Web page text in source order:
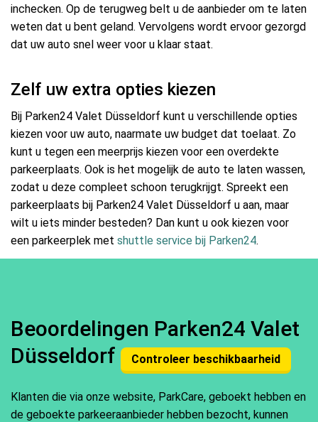
inchecken. Op de terugweg belt u de aanbieder om te laten
weten dat u bent geland. Vervolgens wordt ervoor gezorgd
dat uw auto snel weer voor u klaar staat.
Zelf uw extra opties kiezen
Bij Parken24 Valet Düsseldorf kunt u verschillende opties
kiezen voor uw auto, naarmate uw budget dat toelaat. Zo
kunt u tegen een meerprijs kiezen voor een overdekte
parkeerplaats. Ook is het mogelijk de auto te laten wassen,
zodat u deze compleet schoon terugkrijgt. Spreekt een
parkeerplaats bij Parken24 Valet Düsseldorf u aan, maar
wilt u iets minder besteden? Dan kunt u ook kiezen voor
een parkeerplek met shuttle service bij Parken24.
Beoordelingen Parken24 Valet
Düsseldorf
Controleer beschikbaarheid
Klanten die via onze website, ParkCare, geboekt hebben en
de geboekte parkeeraanbieder hebben bezocht, kunnen